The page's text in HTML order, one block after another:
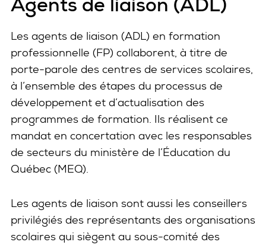
Les agents de liaison (ADL) en formation
professionnelle (FP) collaborent, à titre de
porte-parole des centres de services scolaires,
à l’ensemble des étapes du processus de
développement et d’actualisation des
programmes de formation. Ils réalisent ce
mandat en concertation avec les responsables
de secteurs du ministère de l’Éducation du
Québec (MEQ).
Les agents de liaison sont aussi les conseillers
privilégiés des représentants des organisations
scolaires qui siègent au sous-comité des